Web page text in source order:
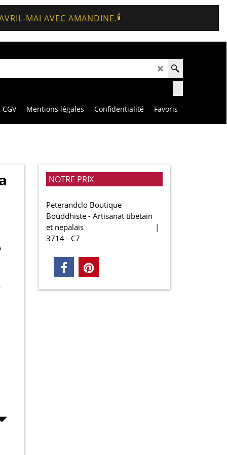
MAI AVEC AMANDINE.🕯️
CGV Mentions légales Confidentialité Favoris
NOTRE PRIX
Peterandclo Boutique
Bouddhiste - Artisanat tibetain
et nepalais
3714 - C7